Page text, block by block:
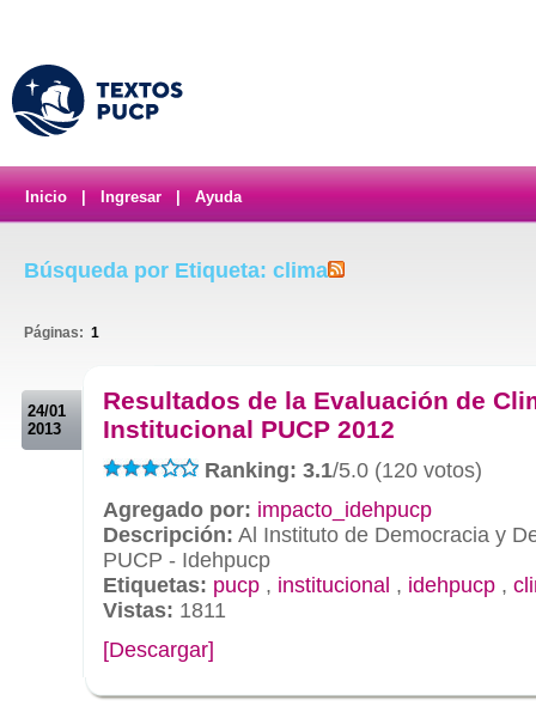
Inicio Ingresar Ayuda
Búsqueda por Etiqueta: clima
Páginas: 1
24/01
2013
Resultados de la Evaluación de
Institucional PUCP 2012
Ranking: 3.1/5.0 (120 votos)
Agregado por: impacto_idehpucp
Descripción: Al Instituto de Democracia y
PUCP - Idehpucp
Etiquetas: pucp , institucional , idehpucp ,
Vistas: 1811
[Descargar]